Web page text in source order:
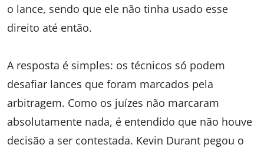
o lance, sendo que ele não tinha usado esse
direito até então.
A resposta é simples: os técnicos só podem
desafiar lances que foram marcados pela
arbitragem. Como os juízes não marcaram
absolutamente nada, é entendido que não houve
decisão a ser contestada. Kevin Durant pegou o